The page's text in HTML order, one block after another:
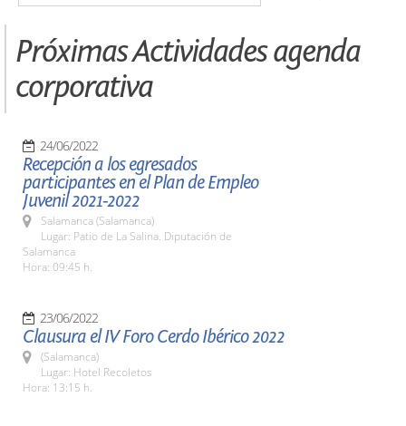
Próximas Actividades agenda
corporativa
24/06/2022
Recepción a los egresados
participantes en el Plan de Empleo
Juvenil 2021-2022
Salamanca (Salamanca)
Lugar: Patio de La Salina. Diputación de
Salamanca
Hora: 09:45 h.
23/06/2022
Clausura el IV Foro Cerdo Ibérico 2022
(Salamanca)
Lugar: Hotel Recoletos
Hora: 13:15 h.